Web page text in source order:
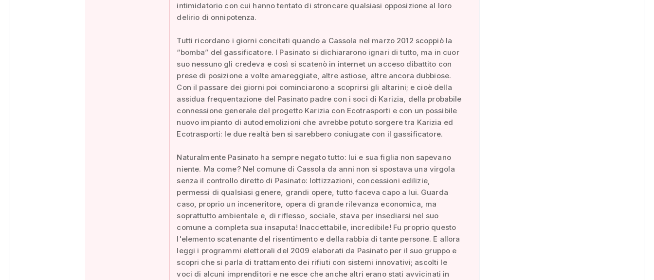
intimidatorio con cui hanno tentato di stroncare qualsiasi opposizione al loro
delirio di onnipotenza.
Tutti ricordano i giorni concitati quando a Cassola nel marzo 2012 scoppiò la
“bomba” del gassificatore. I Pasinato si dichiararono ignari di tutto, ma in cuor
suo nessuno gli credeva e così si scatenò in internet un acceso dibattito con
prese di posizione a volte amareggiate, altre astiose, altre ancora dubbiose.
Con il passare dei giorni poi cominciarono a scoprirsi gli altarini; e cioè della
assidua frequentazione del Pasinato padre con i soci di Karizia, della probabile
connessione generale del progetto Karizia con Ecotrasporti e con un possibile
nuovo impianto di autodemolizioni che avrebbe potuto sorgere tra Karizia ed
Ecotrasporti: le due realtà ben si sarebbero coniugate con il gassificatore.
Naturalmente Pasinato ha sempre negato tutto: lui e sua figlia non sapevano
niente. Ma come? Nel comune di Cassola da anni non si spostava una virgola
senza il controllo diretto di Pasinato: lottizzazioni, concessioni edilizie,
permessi di qualsiasi genere, grandi opere, tutto faceva capo a lui. Guarda
caso, proprio un inceneritore, opera di grande rilevanza economica, ma
soprattutto ambientale e, di riflesso, sociale, stava per insediarsi nel suo
comune a completa sua insaputa! Inaccettabile, incredibile! Fu proprio questo
l'elemento scatenante del risentimento e della rabbia di tante persone. E allora
leggi i programmi elettorali del 2009 elaborati da Pasinato per il suo gruppo e
scopri che si parla di trattamento dei rifiuti con sistemi innovativi; ascolti le
voci di alcuni imprenditori e ne esce che anche altri erano stati avvicinati in